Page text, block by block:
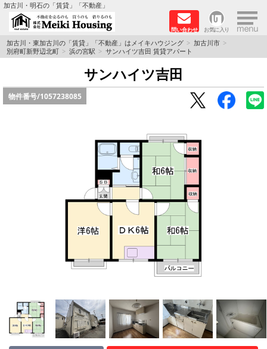
加古川・明石の「賃貸」「不動産」
問い合わせ お気に入り ×
TOPページ
☆メイキハウジングオススメ物件特集☆
都市ガス物件
路線·駅から探す
地域から探す
地図から探す
加古川・東加古川の「賃貸」「不動産」はメイキハウジング
加古川市
別府町新野辺北町
浜の宮駅 サンハイツ吉田 賃貸アパート
サンハイツ吉田
物件番号/1057238085